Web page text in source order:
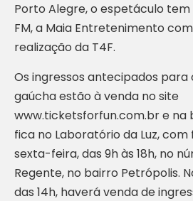
Porto Alegre, o espetáculo tem
FM, a Maia Entretenimento
realização da T4F.
Os ingressos antecipados
gaúcha estão à venda no site
www.ticketsforfun.com.br e na
fica no Laboratório da Luz,
sexta-feira, das 9h às 18h, no
Regente, no bairro Petrópolis.
das 14h, haverá venda de